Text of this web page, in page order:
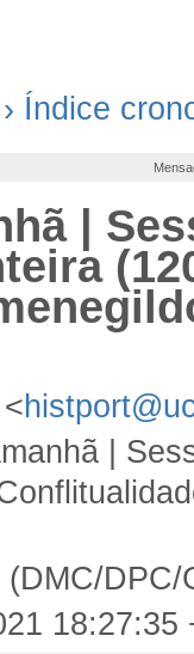
› Índice
|
|
DPC/
18:27:35